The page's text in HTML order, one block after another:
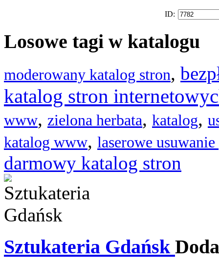
ID:
Losowe tagi w katalogu
moderowany katalog stron,
katalog stron
www, zielona herbata, katalog,
katalog www, laserowe
darmowy katalog stron
Sztukateria Gdańsk